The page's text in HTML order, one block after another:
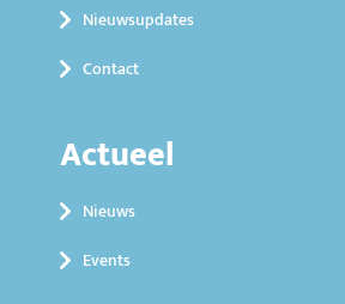
Nieuwsupdates
Contact
Actueel
Nieuws
Events